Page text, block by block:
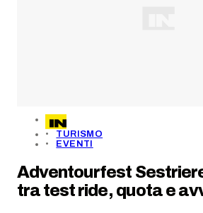
TURISMO
EVENTI
Adventourfest
tra test ride, quota e